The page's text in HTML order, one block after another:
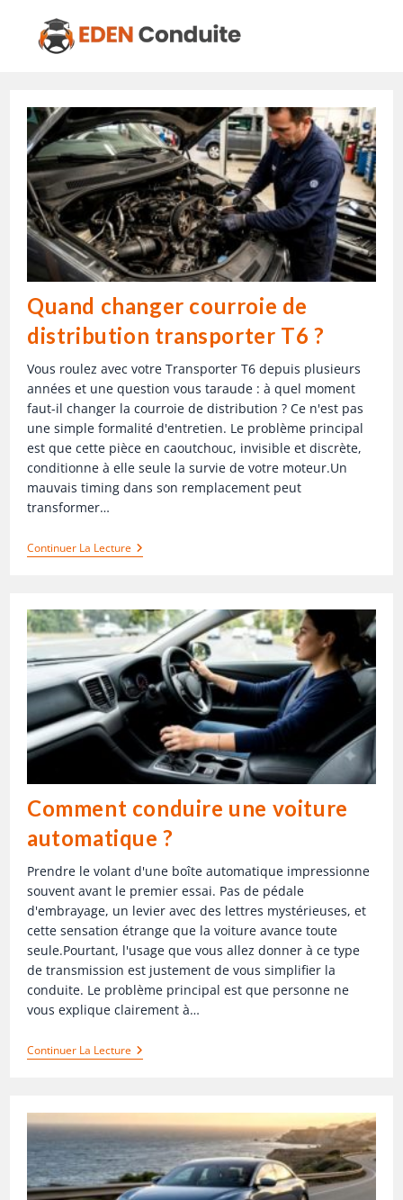
Quand changer courroie de
distribution transporter T6 ?
Vous roulez avec votre Transporter T6 depuis plusieurs
années et une question vous taraude : à quel moment
faut-il changer la courroie de distribution ? Ce n'est pas
une simple formalité d'entretien. Le problème principal
est que cette pièce en caoutchouc, invisible et discrète,
conditionne à elle seule la survie de votre moteur.Un
mauvais timing dans son remplacement peut
transformer…
Continuer La Lecture
Comment conduire une voiture
automatique ?
Prendre le volant d'une boîte automatique impressionne
souvent avant le premier essai. Pas de pédale
d'embrayage, un levier avec des lettres mystérieuses, et
cette sensation étrange que la voiture avance toute
seule.Pourtant, l'usage que vous allez donner à ce type
de transmission est justement de vous simplifier la
conduite. Le problème principal est que personne ne
vous explique clairement à…
Continuer La Lecture